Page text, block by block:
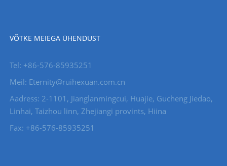
VÕTKE MEIEGA ÜHENDUST
Tel: +86-576-85935251
Meil: Eternity@ruihexuan.com.cn
Aadress: 2-1101, Jianglanmingcui, Huajie, Gucheng Jiedao,
Linhai, Taizhou linn, Zhejiangi provints, Hiina
Fax: +86-576-85935251